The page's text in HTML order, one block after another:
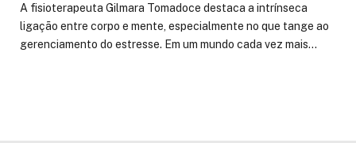
A fisioterapeuta Gilmara Tomadoce destaca a intrínseca
ligação entre corpo e mente, especialmente no que tange ao
gerenciamento do estresse. Em um mundo cada vez mais…